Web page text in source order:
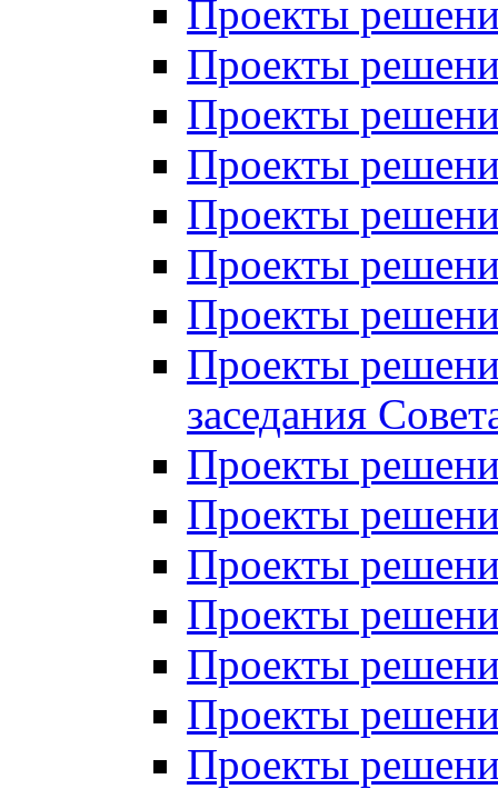
Проекты
Проекты
Проекты
Проекты
Проекты
Проекты
Проекты
Проекты
заседания
Проекты
Проекты
Проекты
Проекты
Проекты
Проекты
Проекты